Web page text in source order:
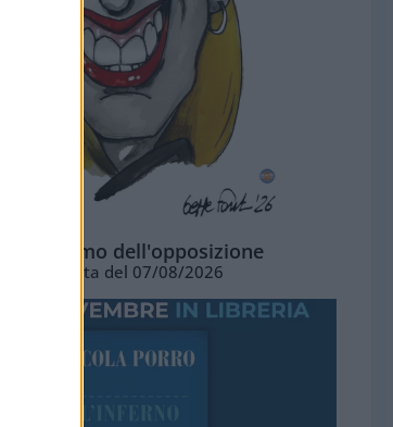
L'ottimismo dell'opposizione
Vignetta del 07/08/2026